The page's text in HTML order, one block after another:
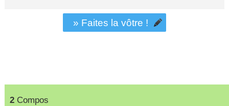
2Compos
» Faites la vôtre !